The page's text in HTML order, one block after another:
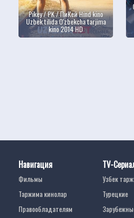
Pikey / PK / ПиКей Hind kino
Uzbek tilida O'zbekcha tarjima
kino 2014 HD
Навигация
Фильмы
Таржима кинолар
Правообладателям
TV-
Узбек
Турецкие